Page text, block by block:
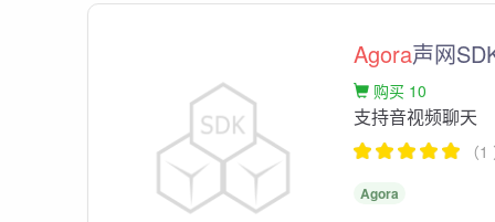
Agora声网
购买 10
支持音视频聊天
（
Agora